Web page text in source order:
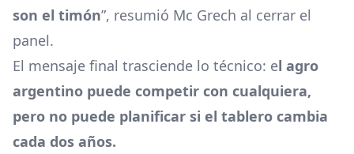
son el timón”, resumió Mc Grech al cerrar el
panel.
El mensaje final trasciende lo técnico: el agro
argentino puede competir con cualquiera,
pero no puede planificar si el tablero cambia
cada dos años.